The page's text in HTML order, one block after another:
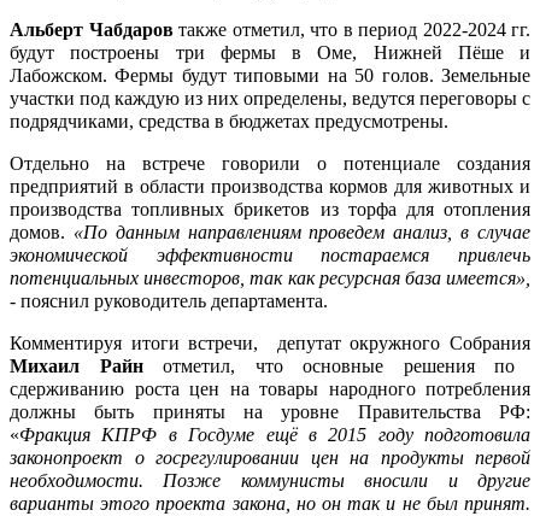
Альберт Чабдаровтакже отметил, что в период 2022-2024 гг.
будут построены три фермы в Оме, Нижней Пёше и
Лабожском. Фермы будут типовыми на 50 голов. Земельные
участки под каждую из них определены, ведутся переговоры с
подрядчиками, средства в бюджетах предусмотрены.
Отдельно на встрече говорили о потенциале создания
предприятий в области производства кормов для животных и
производства топливных брикетов из торфа для отопления
домов. «По данным направлениям проведем анализ, в случае
экономической эффективности постараемся привлечь
потенциальных инвесторов, так как ресурсная база имеется»,
- пояснил руководитель департамента.
Комментируя итоги встречи, депутат окружного Собрания
Михаил Райнотметил, что основные решения по
сдерживанию роста цен на товары народного потребления
должны быть приняты на уровне Правительства РФ:
«Фракция КПРФ в Госдуме ещё в 2015 году подготовила
законопроект о госрегулировании цен на продукты первой
необходимости. Позже коммунисты вносили и другие
варианты этого проекта закона, но он так и не был принят.